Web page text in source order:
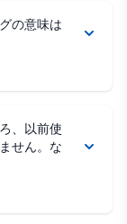
の意味は
、以前使
せん。な